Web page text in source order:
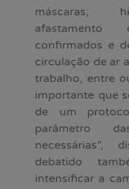
máscaras,
confirmados e
circulação de ar
trabalho, entre
importante que
de um
parâmetro
necessárias”,
debatido
intensificar a